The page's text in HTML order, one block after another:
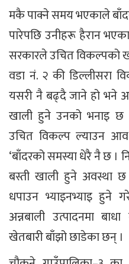
मकै पाक्ने समय भएकाले
पारेपछि उनीहरू हैरान
सरकारले उचित विकल्पको
वडा नं. २ की डिल्लीसरा
यसरी नै बढ्दै जाने हो भने
खाली हुने उनको भनाइ छ
उचित विकल्प ल्याउन
‘बाँदरको समस्या धेरै नै छ ।
बस्ती खाली हुने अवस्था छ
धपाउन भ्याइनभ्याइ हुने
अन्नबाली उत्पादनमा
खेतबारी बाँझो छाडेका छन् ।